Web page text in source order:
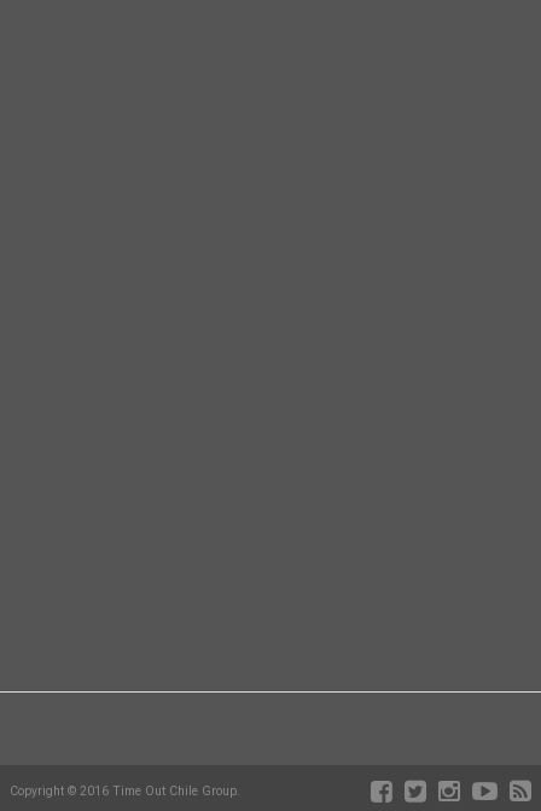
Copyright © 2016 Time Out Chile Group.